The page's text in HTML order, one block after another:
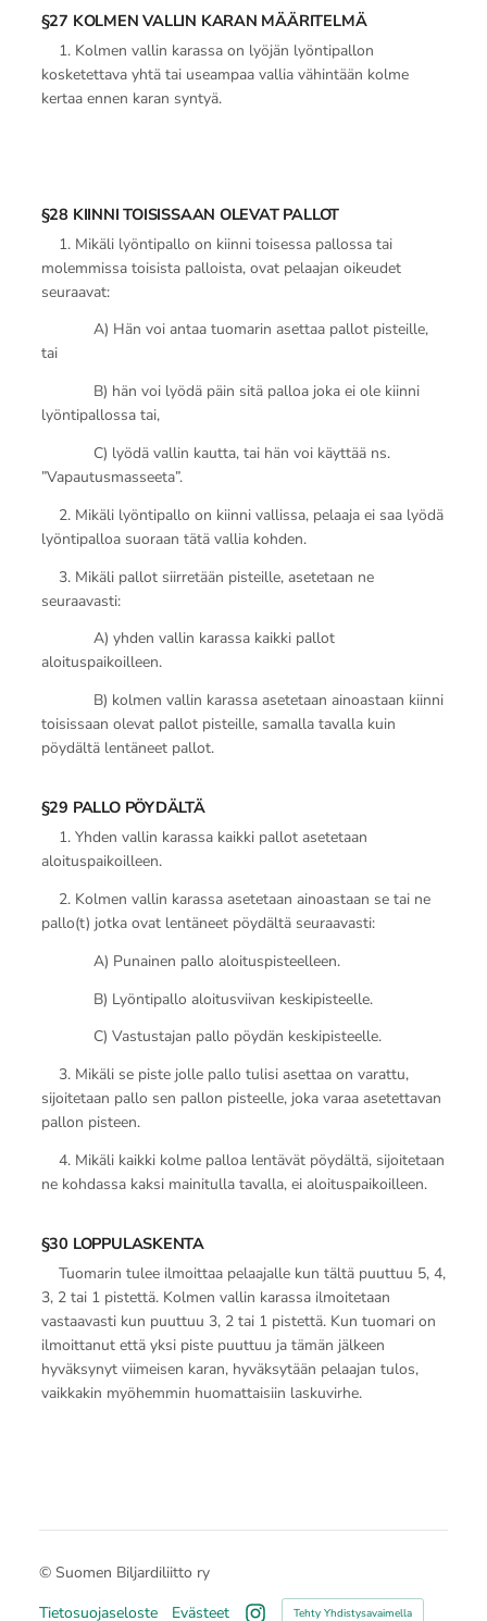
§27 KOLMEN VALLIN KARAN MÄÄRITELMÄ
1. Kolmen vallin karassa on lyöjän lyöntipallon
kosketettava yhtä tai useampaa vallia vähintään kolme
kertaa ennen karan syntyä.
§28 KIINNI TOISISSAAN OLEVAT PALLOT
1. Mikäli lyöntipallo on kiinni toisessa pallossa tai
molemmissa toisista palloista, ovat pelaajan oikeudet
seuraavat:
A) Hän voi antaa tuomarin asettaa pallot pisteille,
tai
B) hän voi lyödä päin sitä palloa joka ei ole kiinni
lyöntipallossa tai,
C) lyödä vallin kautta, tai hän voi käyttää ns.
”Vapautusmasseeta”.
2. Mikäli lyöntipallo on kiinni vallissa, pelaaja ei saa lyödä
lyöntipalloa suoraan tätä vallia kohden.
3. Mikäli pallot siirretään pisteille, asetetaan ne
seuraavasti:
A) yhden vallin karassa kaikki pallot
aloituspaikoilleen.
B) kolmen vallin karassa asetetaan ainoastaan kiinni
toisissaan olevat pallot pisteille, samalla tavalla kuin
pöydältä lentäneet pallot.
§29 PALLO PÖYDÄLTÄ
1. Yhden vallin karassa kaikki pallot asetetaan
aloituspaikoilleen.
2. Kolmen vallin karassa asetetaan ainoastaan se tai ne
pallo(t) jotka ovat lentäneet pöydältä seuraavasti:
A) Punainen pallo aloituspisteelleen.
B) Lyöntipallo aloitusviivan keskipisteelle.
C) Vastustajan pallo pöydän keskipisteelle.
3. Mikäli se piste jolle pallo tulisi asettaa on varattu,
sijoitetaan pallo sen pallon pisteelle, joka varaa asetettavan
pallon pisteen.
4. Mikäli kaikki kolme palloa lentävät pöydältä, sijoitetaan
ne kohdassa kaksi mainitulla tavalla, ei aloituspaikoilleen.
§30 LOPPULASKENTA
Tuomarin tulee ilmoittaa pelaajalle kun tältä puuttuu 5, 4,
3, 2 tai 1 pistettä. Kolmen vallin karassa ilmoitetaan
vastaavasti kun puuttuu 3, 2 tai 1 pistettä. Kun tuomari on
ilmoittanut että yksi piste puuttuu ja tämän jälkeen
hyväksynyt viimeisen karan, hyväksytään pelaajan tulos,
vaikkakin myöhemmin huomattaisiin laskuvirhe.
© Suomen Biljardiliitto ry
Tietosuojaseloste
Evästeet
Tehty Yhdistysavaimella